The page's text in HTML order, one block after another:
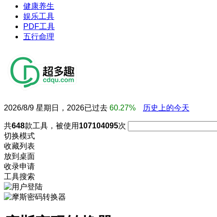
健康养生
娱乐工具
PDF工具
五行命理
2026/8/9 星期日，2026已过去 60.27% 历史上的今天
共648款工具，被使用 107104095次
切换模式
收藏列表
放到桌面
收录申请
工具搜索